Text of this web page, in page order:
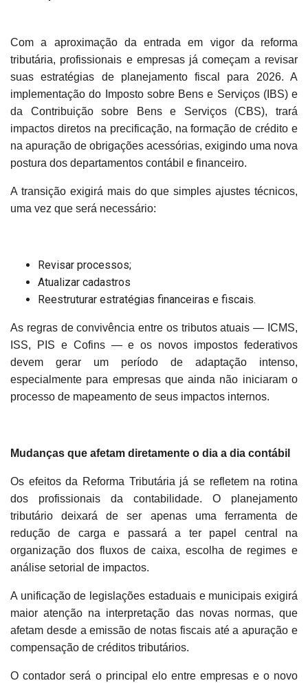
Com a aproximação da entrada em vigor da reforma
tributária, profissionais e empresas já começam a revisar
suas estratégias de planejamento fiscal para 2026. A
implementação do Imposto sobre Bens e Serviços (IBS) e
da Contribuição sobre Bens e Serviços (CBS), trará
impactos diretos na precificação, na formação de crédito e
na apuração de obrigações acessórias, exigindo uma nova
postura dos departamentos contábil e financeiro.
A transição exigirá mais do que simples ajustes técnicos,
uma vez que será necessário:
Revisar processos;
Atualizar cadastros
Reestruturar estratégias financeiras e fiscais.
As regras de convivência entre os tributos atuais — ICMS,
ISS, PIS e Cofins — e os novos impostos federativos
devem gerar um período de adaptação intenso,
especialmente para empresas que ainda não iniciaram o
processo de mapeamento de seus impactos internos.
Mudanças que afetam diretamente o dia a dia contábil
Os efeitos da Reforma Tributária já se refletem na rotina
dos profissionais da contabilidade. O planejamento
tributário deixará de ser apenas uma ferramenta de
redução de carga e passará a ter papel central na
organização dos fluxos de caixa, escolha de regimes e
análise setorial de impactos.
A unificação de legislações estaduais e municipais exigirá
maior atenção na interpretação das novas normas, que
afetam desde a emissão de notas fiscais até a apuração e
compensação de créditos tributários.
O contador será o principal elo entre empresas e o novo